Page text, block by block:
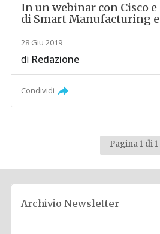
In un webinar con Cisco
di Smart Manufacturing
28 Giu 2019
di Redazione
Condividi
Pagina 1 di 1
Archivio Newsletter